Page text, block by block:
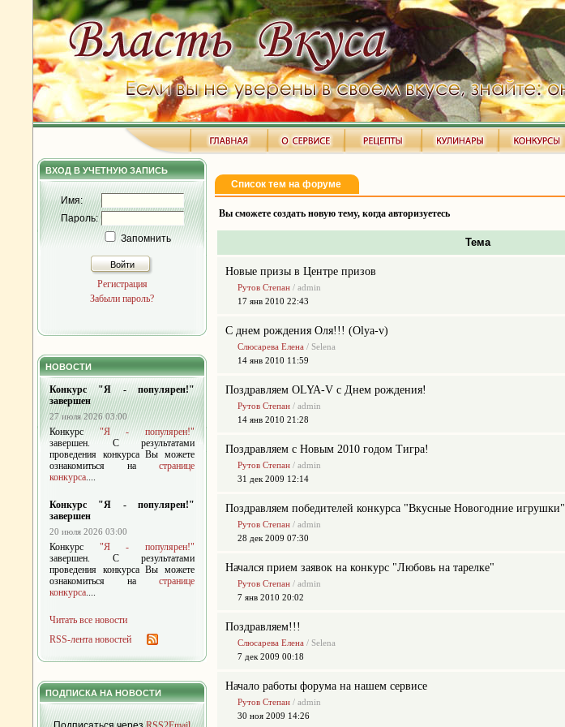
ВХОД В УЧЕТНУЮ ЗАПИСЬ
Имя:
Пароль:
Запомнить
Войти
Регистрация
Забыли пароль?
НОВОСТИ
Конкурс "Я - популярен!"
завершен
27 июля 2026 03:00
Конкурс"Я - популярен!"
завершен. С результатами
проведения конкурса Вы можете
ознакомиться на странице
конкурса....
Конкурс "Я - популярен!"
завершен
20 июля 2026 03:00
Конкурс "Я - популярен!"
завершен. С результатами
проведения конкурса Вы можете
ознакомиться на странице
конкурса....
Читать все новости
RSS-лента новостей
ПОДПИСКА НА НОВОСТИ
Список тем на форуме
Вы сможете создать новую тему, когда авторизуетесь
Тема
Новые призы в Центре призов
Рутов Степан / admin
17 янв 2010 22:43
С днем рождения Оля!!! (Olya-v)
Слюсарева Елена / Selena
14 янв 2010 11:59
Поздравляем OLYA-V с Днем рождения!
Рутов Степан / admin
14 янв 2010 21:28
Поздравляем с Новым 2010 годом Тигра!
Рутов Степан / admin
31 дек 2009 12:14
Поздравляем победителей конкурса "Вкусные Новогодние игрушки"
Рутов Степан / admin
28 дек 2009 07:30
Начался прием заявок на конкурс "Любовь на тарелке"
Рутов Степан / admin
7 янв 2010 20:02
Поздравляем!!!
Слюсарева Елена / Selena
7 дек 2009 00:18
Начало работы форума на нашем сервисе
Рутов Степан / admin
30 ноя 2009 14:26